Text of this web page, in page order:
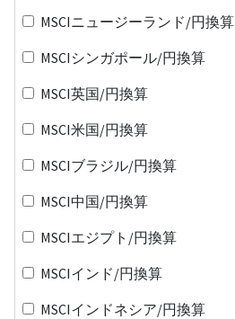
MSCIニュージーランド/円換算
MSCIシンガポール/円換算
MSCI英国/円換算
MSCI米国/円換算
MSCIブラジル/円換算
MSCI中国/円換算
MSCIエジプト/円換算
MSCIインド/円換算
MSCIインドネシア/円換算